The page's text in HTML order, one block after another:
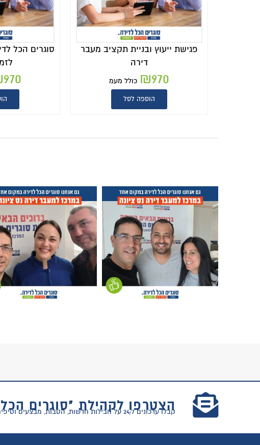
פגישת ייעוץ ובניית תקציב מעבר
דירה
₪970 כולל מעמ
הוספה לסל
סוגרים הכל
970
הצטרפו לקהילת "סוגרים
קבלו עדכונים 24/7 על חבילות חדשות, הטבות, מבצעים וטיפים למעבר דירה!